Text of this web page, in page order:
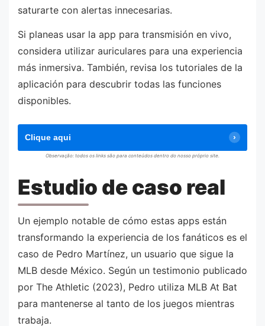
saturarte con alertas innecesarias.
Si planeas usar la app para transmisión en vivo,
considera utilizar auriculares para una experiencia
más inmersiva. También, revisa los tutoriales de la
aplicación para descubrir todas las funciones
disponibles.
Clique aqui
Observação: todos os links são para conteúdos dentro do nosso próprio site.
Estudio de caso real
Un ejemplo notable de cómo estas apps están
transformando la experiencia de los fanáticos es el
caso de Pedro Martínez, un usuario que sigue la
MLB desde México. Según un testimonio publicado
por The Athletic (2023), Pedro utiliza MLB At Bat
para mantenerse al tanto de los juegos mientras
trabaja.